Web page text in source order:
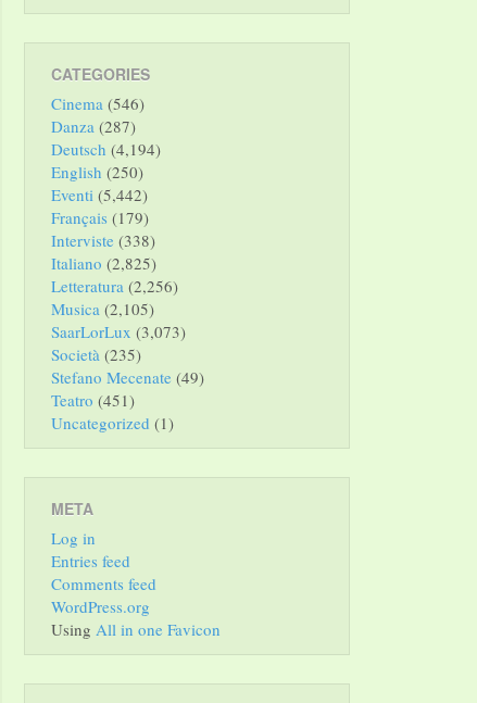
CATEGORIES
Cinema (546)
Danza (287)
Deutsch (4,194)
English (250)
Eventi (5,442)
Français (179)
Interviste (338)
Italiano (2,825)
Letteratura (2,256)
Musica (2,105)
SaarLorLux (3,073)
Società (235)
Stefano Mecenate (49)
Teatro (451)
Uncategorized (1)
META
Log in
Entries feed
Comments feed
WordPress.org
Using All in one Favicon